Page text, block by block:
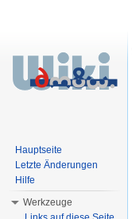
Hauptseite
Letzte Änderungen
Hilfe
Werkzeuge